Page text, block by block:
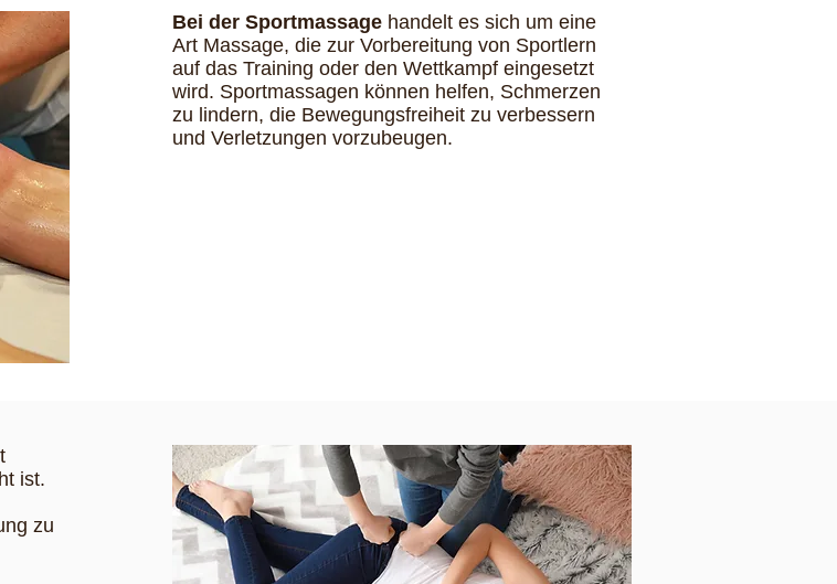
Bei der Sportmassage handelt es sich um eine
Art Massage, die zur Vorbereitung von Sportlern
auf das Training oder den Wettkampf eingesetzt
wird. Sportmassagen können helfen, Schmerzen
zu lindern, die Bewegungsfreiheit zu verbessern
und Verletzungen vorzubeugen.
ist.
zu